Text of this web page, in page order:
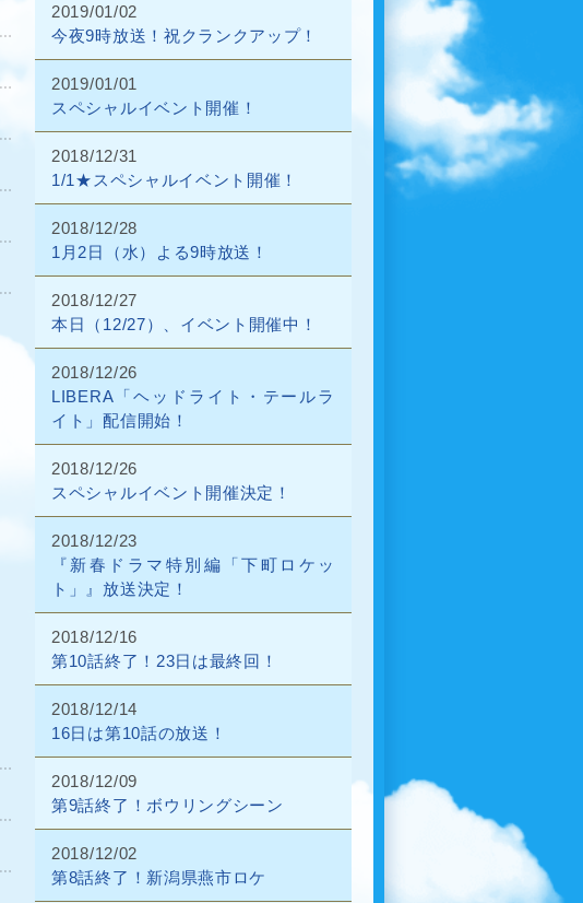
2019/01/02
今夜9時放送！祝クランクアップ！
2019/01/01
スペシャルイベント開催！
2018/12/31
1/1★スペシャルイベント開催！
2018/12/28
1月2日（水）よる9時放送！
2018/12/27
本日（12/27）、イベント開催中！
2018/12/26
LIBERA「ヘッドライト・テールラ
イト」配信開始！
2018/12/26
スペシャルイベント開催決定！
2018/12/23
『新春ドラマ特別編「下町ロケッ
ト」』放送決定！
2018/12/16
第10話終了！23日は最終回！
2018/12/14
16日は第10話の放送！
2018/12/09
第9話終了！ボウリングシーン
2018/12/02
第8話終了！新潟県燕市ロケ